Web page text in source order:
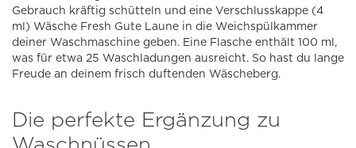
Gebrauch kräftig schütteln und eine Verschlusskappe (4
ml) Wäsche Fresh Gute Laune in die Weichspülkammer
deiner Waschmaschine geben. Eine Flasche enthält 100 ml,
was für etwa 25 Waschladungen ausreicht. So hast du lange
Freude an deinem frisch duftenden Wäscheberg.
Die perfekte Ergänzung zu